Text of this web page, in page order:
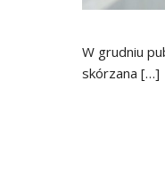
W grudniu
skórzana […]